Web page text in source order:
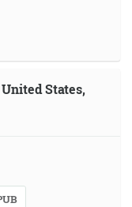
States,